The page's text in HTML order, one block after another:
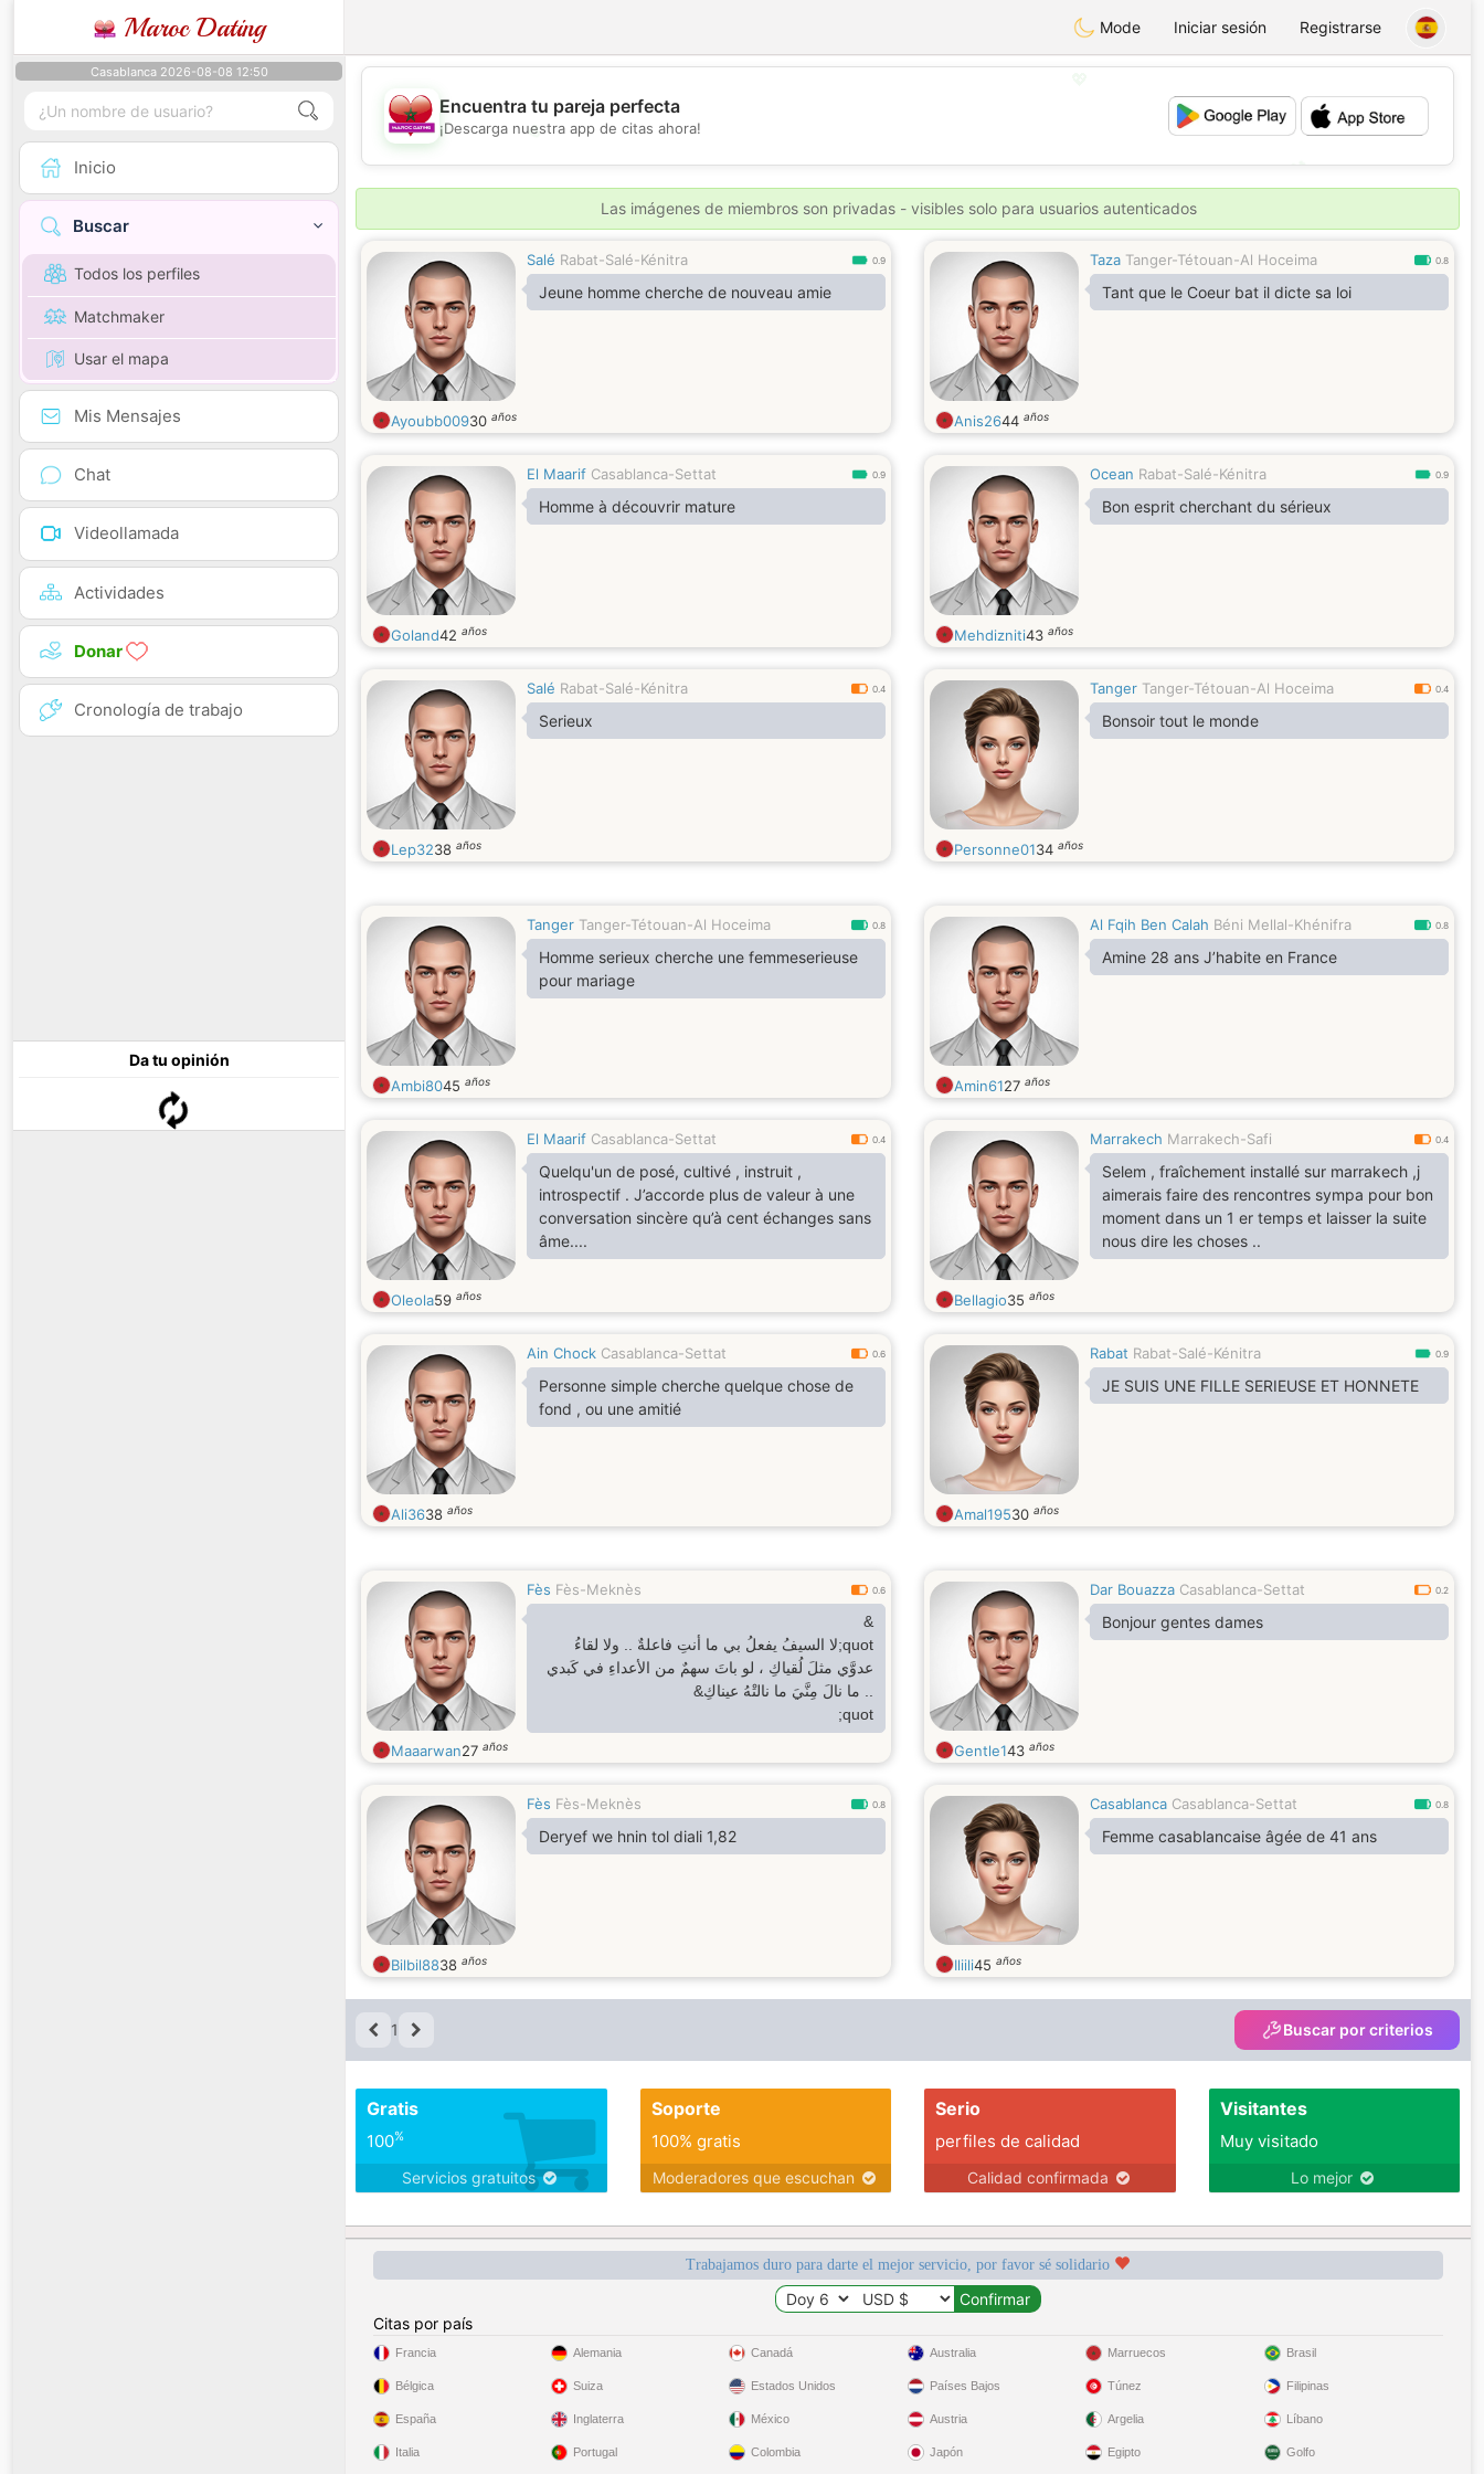
Maroc Dating Mode Iniciar sesión Registrarse
Casablanca 2026-08-08 12:50
Inicio
Buscar
Todos los perfiles
Matchmaker
Usar el mapa
Mis Mensajes
Chat
Videollamada
Actividades
Donar
Cronología de trabajo
Da tu opinión
💖
💕
Encuentra tu pareja perfecta
¡Descarga nuestra app de citas ahora!
Las imágenes de miembros son privadas - visibles solo para usuarios autenticados
Salé Rabat-Salé-Kénitra 0.9
Jeune homme cherche de nouveau amie
Ayoubb00930 años
Taza Tanger-Tétouan-Al Hoceima 0.8
Tant que le Coeur bat il dicte sa loi
Anis2644 años
El Maarif Casablanca-Settat 0.9
Homme à découvrir mature
Goland42 años
Ocean Rabat-Salé-Kénitra 0.9
Bon esprit cherchant du sérieux
Mehdizniti43 años
Salé Rabat-Salé-Kénitra 0.4
Serieux
Lep3238 años
Tanger Tanger-Tétouan-Al Hoceima 0.4
Bonsoir tout le monde
Personne0134 años
Tanger Tanger-Tétouan-Al Hoceima 0.8
Homme serieux cherche une femmeserieuse
pour mariage
Ambi8045 años
Al Fqih Ben Calah Béni Mellal-Khénifra 0.8
Amine 28 ans J’habite en France
Amin6127 años
El Maarif Casablanca-Settat 0.4
Quelqu'un de posé, cultivé , instruit ,
introspectif . J’accorde plus de valeur à une
conversation sincère qu’à cent échanges sans
âme....
Oleola59 años
Marrakech Marrakech-Safi 0.4
Selem , fraîchement installé sur marrakech ,j
aimerais faire des rencontres sympa pour bon
moment dans un 1 er temps et laisser la suite
nous dire les choses ..
Bellagio35 años
Ain Chock Casablanca-Settat 0.6
Personne simple cherche quelque chose de
fond , ou une amitié
Ali3638 años
Rabat Rabat-Salé-Kénitra 0.9
JE SUIS UNE FILLE SERIEUSE ET HONNETE
Amal19530 años
Fès Fès-Meknès 0.6
&
quot;لا السيفُ يفعلُ بي ما أنتِ فاعلةٌ .. ولا لقاءُ
عدوَّي مثلَ لُقياكِ ، لو باتَ سهمٌ من الأعداءِ في كَبدي
.. ما نالَ مِنَّيَ ما نالتْهُ عيناكِ&
quot;
Maaarwan27 años
Dar Bouazza Casablanca-Settat 0.2
Bonjour gentes dames
Gentle143 años
Fès Fès-Meknès 0.8
Deryef we hnin tol diali 1,82
Bilbil8838 años
Casablanca Casablanca-Settat 0.8
Femme casablancaise âgée de 41 ans
Iliili45 años
1 Buscar por criterios
Gratis
100%
Servicios gratuitos
Soporte
100% gratis
Moderadores que escuchan
Serio
perfiles de calidad
Calidad confirmada
Visitantes
Muy visitado
Lo mejor
Trabajamos duro para darte el mejor servicio, por favor sé solidario
Citas por país
Francia
Bélgica
España
Italia
Alemania
Suiza
Inglaterra
Portugal
Canadá
Estados Unidos
México
Colombia
Australia
Países Bajos
Austria
Japón
Marruecos
Túnez
Argelia
Egipto
Brasil
Filipinas
Líbano
Golfo